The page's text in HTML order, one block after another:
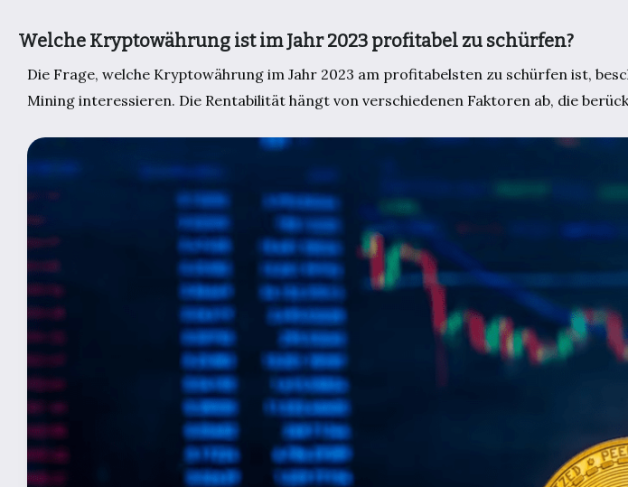
Welche Kryptowährung ist im Jahr 2023 profitabel zu schürfen?
Die Frage, welche Kryptowährung im Jahr 2023 am profitabelsten zu schürfen ist,
Mining interessieren. Die Rentabilität hängt von verschiedenen Faktoren ab, die